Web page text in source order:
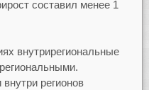
составил менее 1
внутрирегиональные
регионов